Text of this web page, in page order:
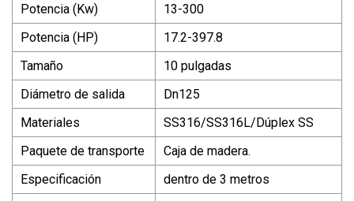
Potencia (Kw)
13-300
Potencia (HP)
17.2-397.8
Tamaño
10 pulgadas
Diámetro de salida
Dn125
Materiales
SS316/SS316L/Dúplex SS
Paquete de transporte
Caja de madera.
Especificación
dentro de 3 metros